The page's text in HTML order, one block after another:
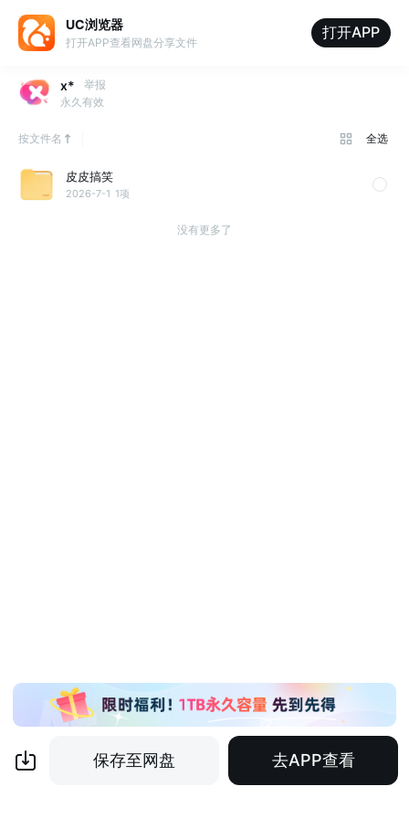
UC浏览器
打开APP查看网盘分享文件
打开APP
x*
举报
永久有效
按文件名 全选
皮皮搞笑
2026-7-1 1项
没有更多了
保存至网盘 去APP查看